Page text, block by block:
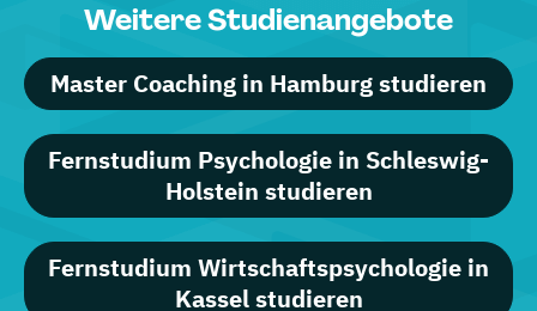
Weitere Studienangebote
Master Coaching in Hamburg studieren
Fernstudium Psychologie in Schleswig-
Holstein studieren
Fernstudium Wirtschaftspsychologie in
Kassel studieren